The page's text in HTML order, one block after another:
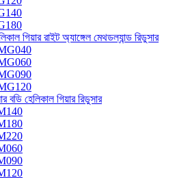
গিয়ার রাইট অ্যাঙ্গেল মেথডল্যান্ড রিডুসার
বডি হেলিকাল গিয়ার রিডুসার